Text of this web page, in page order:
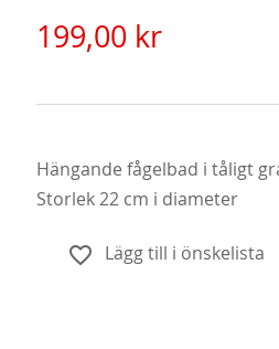
199,00 kr
Hängande fågelbad i tåligt
Storlek 22 cm i diameter
Lägg till i önskelista